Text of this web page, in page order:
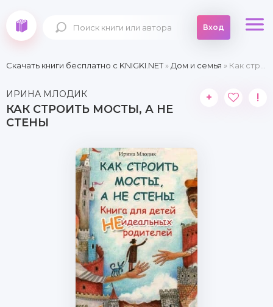
Вход
Скачать книги бесплатно c KNIGKI.NET» Дом и семья » Как строить мосты, а не стены
ИРИНА МЛОДИК
КАК СТРОИТЬ МОСТЫ, А НЕ
СТЕНЫ
+ !